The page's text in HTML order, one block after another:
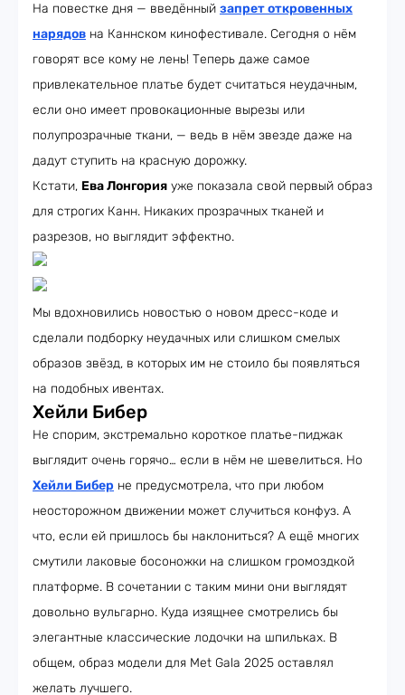
На повестке дня — введённый запрет откровенных
нарядов на Каннском кинофестивале. Сегодня о нём
говорят все кому не лень! Теперь даже самое
привлекательное платье будет считаться неудачным,
если оно имеет провокационные вырезы или
полупрозрачные ткани, — ведь в нём звезде даже на
дадут ступить на красную дорожку.
Кстати, Ева Лонгория уже показала свой первый образ
для строгих Канн. Никаких прозрачных тканей и
разрезов, но выглядит эффектно.
Мы вдохновились новостью о новом дресс-коде и
сделали подборку неудачных или слишком смелых
образов звёзд, в которых им не стоило бы появляться
на подобных ивентах.
Хейли Бибер
Не спорим, экстремально короткое платье-пиджак
выглядит очень горячо… если в нём не шевелиться. Но
Хейли Бибер не предусмотрела, что при любом
неосторожном движении может случиться конфуз. А
что, если ей пришлось бы наклониться? А ещё многих
смутили лаковые босоножки на слишком громоздкой
платформе. В сочетании с таким мини они выглядят
довольно вульгарно. Куда изящнее смотрелись бы
элегантные классические лодочки на шпильках. В
общем, образ модели для Met Gala 2025 оставлял
желать лучшего.